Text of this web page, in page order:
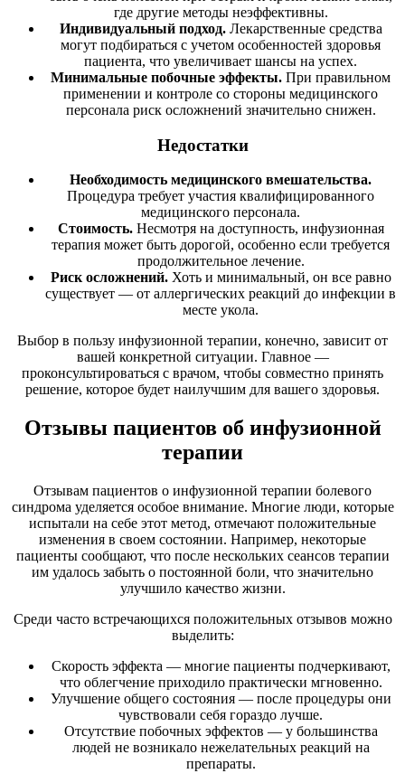
где другие методы неэффективны.
Индивидуальный подход.Лекарственные средства
могут подбираться с учетом особенностей здоровья
пациента, что увеличивает шансы на успех.
Минимальные побочные эффекты. При правильном
применении и контроле со стороны медицинского
персонала риск осложнений значительно снижен.
Недостатки
Необходимость медицинского вмешательства.
Процедура требует участия квалифицированного
медицинского персонала.
Стоимость.Несмотря на доступность, инфузионная
терапия может быть дорогой, особенно если требуется
продолжительное лечение.
Риск осложнений.Хоть и минимальный, он все равно
существует — от аллергических реакций до инфекции в
месте укола.
Выбор в пользу инфузионной терапии, конечно, зависит от
вашей конкретной ситуации. Главное —
проконсультироваться с врачом, чтобы совместно принять
решение, которое будет наилучшим для вашего здоровья.
Отзывы пациентов об инфузионной
терапии
Отзывам пациентов о инфузионной терапии болевого
синдрома уделяется особое внимание. Многие люди, которые
испытали на себе этот метод, отмечают положительные
изменения в своем состоянии. Например, некоторые
пациенты сообщают, что после нескольких сеансов терапии
им удалось забыть о постоянной боли, что значительно
улучшило качество жизни.
Среди часто встречающихся положительных отзывов можно
выделить:
Скорость эффекта — многие пациенты подчеркивают,
что облегчение приходило практически мгновенно.
Улучшение общего состояния — после процедуры они
чувствовали себя гораздо лучше.
Отсутствие побочных эффектов — у большинства
людей не возникало нежелательных реакций на
препараты.